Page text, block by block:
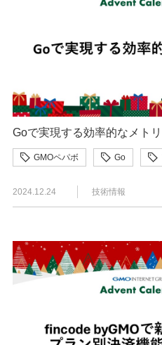
Goで実現する効率的なメト
GMOペパボ Go
2024.12.24 技術情報